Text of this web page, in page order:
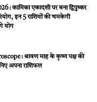
: कामिका एकादशी पर बना द्विपुष्कर
इन 5 राशियों की चमकेगी
योग
: श्रावण माह के कृष्ण पक्ष की
अपना राशिफल